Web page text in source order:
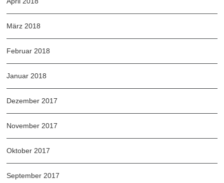
März 2018
Februar 2018
Januar 2018
Dezember 2017
November 2017
Oktober 2017
September 2017